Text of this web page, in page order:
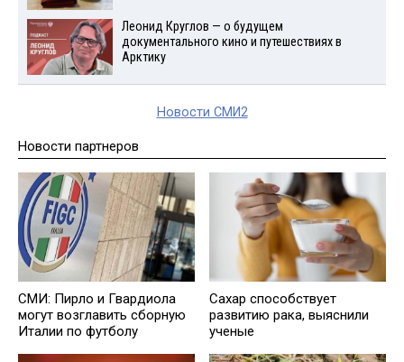
Леонид Круглов — о будущем
документального кино и путешествиях в
Арктику
Новости СМИ2
Новости партнеров
СМИ: Пирло и Гвардиола
могут возглавить сборную
Италии по футболу
Сахар cпособствует
развитию рака, выяснили
ученые